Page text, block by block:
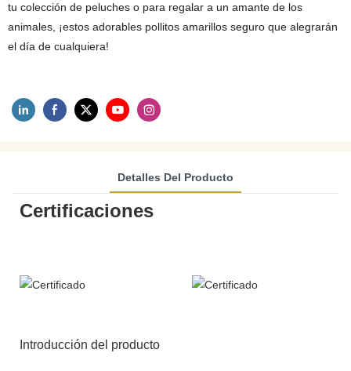
tu colección de peluches o para regalar a un amante de los
animales, ¡estos adorables pollitos amarillos seguro que alegrarán
el día de cualquiera!
Detalles Del Producto
Certificaciones
Introducción del producto